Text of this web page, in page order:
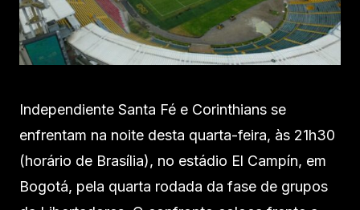
Independiente Santa Fé e Corinthians se
enfrentam na noite desta quarta-feira, às 21h30
(horário de Brasília), no estádio El Campín, em
Bogotá, pela quarta rodada da fase de grupos